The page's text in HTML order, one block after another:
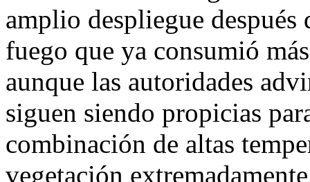
amplio despliegue
fuego que ya consumió
aunque las autoridades
siguen siendo propicias
combinación de altas
vegetación